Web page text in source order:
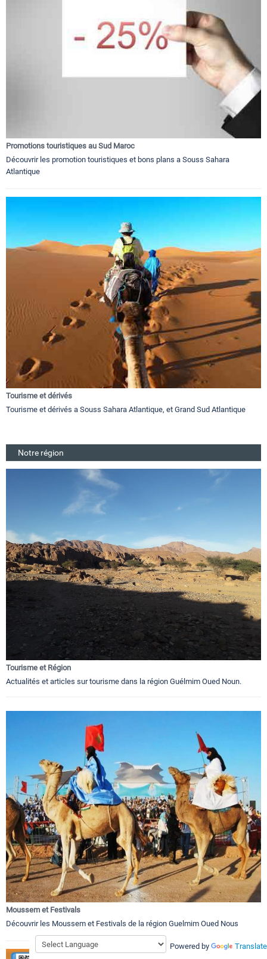
Promotions touristiques au Sud Maroc
Découvrir les promotion touristiques et bons plans a Souss Sahara
Atlantique
Tourisme et dérivés
Tourisme et dérivés a Souss Sahara Atlantique, et Grand Sud Atlantique
Notre région
Tourisme et Région
Actualités et articles sur tourisme dans la région Guélmim Oued Noun.
Moussem et Festivals
Découvrir les Moussem et Festivals de la région Guelmim Oued Nous
Powered by Translate